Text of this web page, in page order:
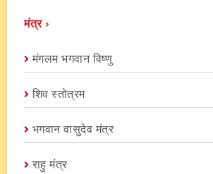
मंत्र ›
मंगलम भगवान विष्णु
शिव स्तोत्रम
भगवान वासुदेव मंत्र
राहु मंत्र